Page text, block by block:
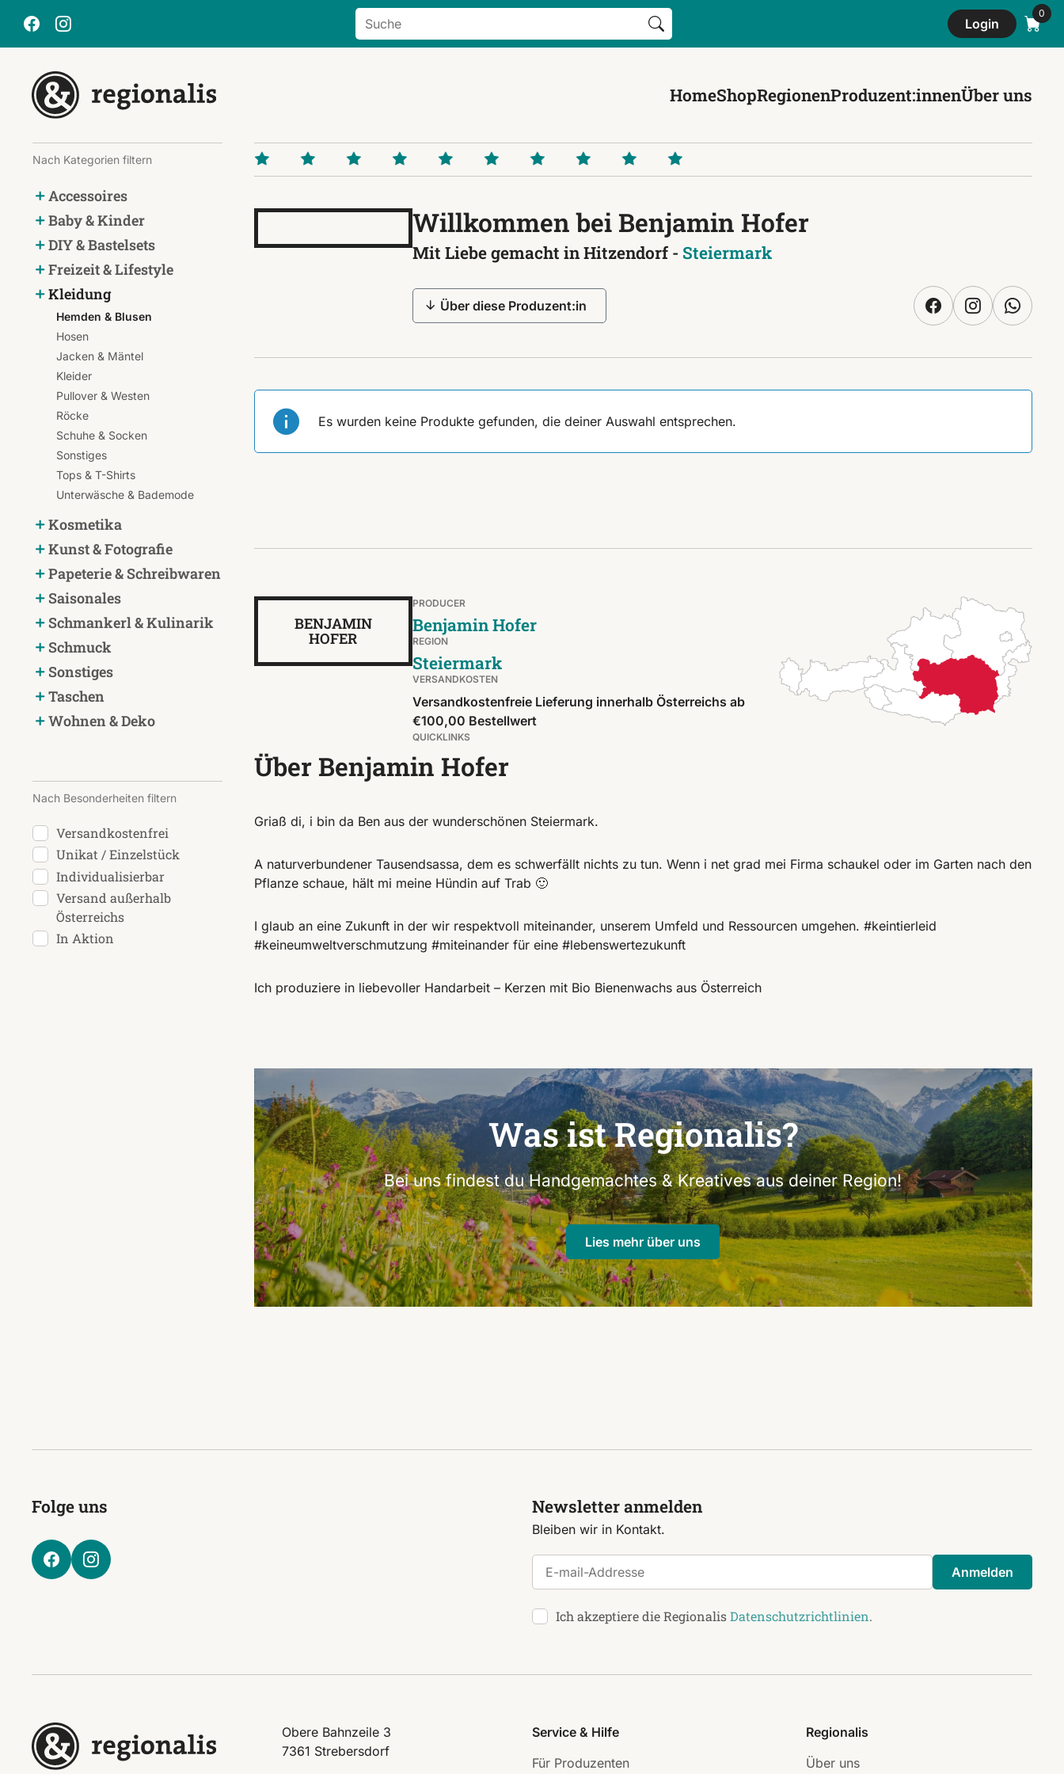
Search
for:
Search Button
Login
HomeShopRegionenProduzent:innenÜber uns
Nach Kategorien filtern
Accessoires
Baby & Kinder
DIY & Bastelsets
Freizeit & Lifestyle
Kleidung
Hemden & Blusen
Hosen
Jacken & Mäntel
Kleider
Pullover & Westen
Röcke
Schuhe & Socken
Sonstiges
Tops & T-Shirts
Unterwäsche & Bademode
Kosmetika
Kunst & Fotografie
Papeterie & Schreibwaren
Saisonales
Schmankerl & Kulinarik
Schmuck
Sonstiges
Taschen
Wohnen & Deko
Nach Besonderheiten filtern
Versandkostenfrei
Unikat / Einzelstück
Individualisierbar
Versand außerhalb
Österreichs
In Aktion
Willkommen bei Benjamin Hofer
Mit Liebe gemacht in Hitzendorf - Steiermark
Über diese Produzent:in
Es wurden keine Produkte gefunden, die deiner Auswahl entsprechen.
BENJAMIN
HOFER
PRODUCER
Benjamin Hofer
REGION
Steiermark
VERSANDKOSTEN
Versandkostenfreie Lieferung innerhalb Österreichs ab
€100,00 Bestellwert
QUICKLINKS
Über Benjamin Hofer
Griaß di, i bin da Ben aus der wunderschönen Steiermark.
A naturverbundener Tausendsassa, dem es schwerfällt nichts zu tun. Wenn i net grad mei Firma schaukel oder im Garten nach den
Pflanze schaue, hält mi meine Hündin auf Trab 🙂
I glaub an eine Zukunft in der wir respektvoll miteinander, unserem Umfeld und Ressourcen umgehen. #keintierleid
#keineumweltverschmutzung #miteinander für eine #lebenswertezukunft ️
Ich produziere in liebevoller Handarbeit – Kerzen mit Bio Bienenwachs aus Österreich
Was ist Regionalis?
Bei uns findest du Handgemachtes & Kreatives aus deiner Region!
Lies mehr über uns
Folge uns Newsletter anmelden
Bleiben wir in Kontakt.
E-mail-Addresse
Anmelden
Ich akzeptiere die RegionalisDatenschutzrichtlinien.
Obere Bahnzeile 3
7361 Strebersdorf
Service & Hilfe
Für Produzenten
Regionalis
Über uns